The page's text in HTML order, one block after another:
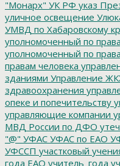
"Монарх" УК РФ указ
уличное освещение
УМВД по Хабаровскому
уполномоченный по
уполномоченный по
правам человека
зданиями Управление
здравоохранения
опеке и попечительству
управляющие компании
МВД России по ДФО
"@" УФАС УФАС по ЕАО
УФССП участковый
года ЕАО учитель_года